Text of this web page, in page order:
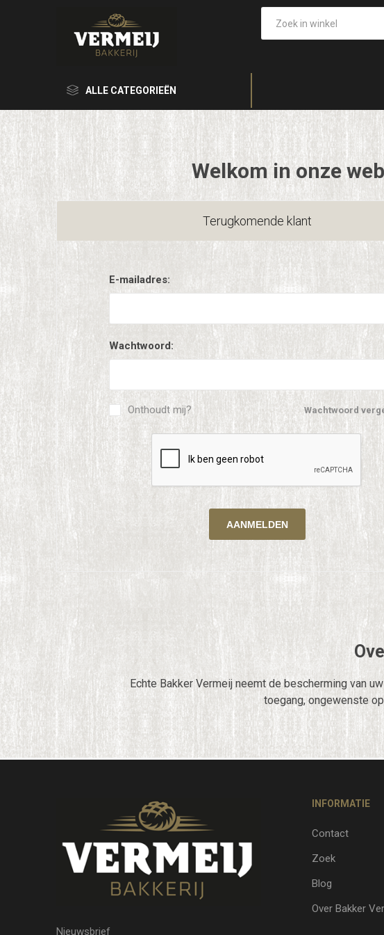
ALLE CATEGORIEËN
Welkom in onze
Terugkomende klant
E-mailadres:
Wachtwoord:
Wachtwoord
Onthoudt mij?
Echte Bakker Vermeij neemt de bescherming van
toegang, ongewenste
Nieuwsbrief
INFORMATIE
Contact
Zoek
Blog
Over Bakker